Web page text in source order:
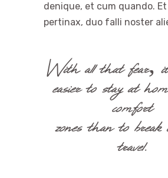
denique, et cum quando.
pertinax, duo falli noster
With all that fear,
easier to stay at
comfort
zones than to
travel.